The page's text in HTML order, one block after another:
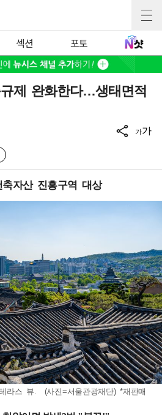
섹션 포토
제 완화한다…생태면적
가가
자산 진흥구역 대상
라스 뷰. (사진=서울관광재단) *재판매